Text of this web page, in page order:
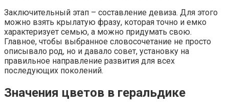
Заключительный этап – составление девиза. Для этого
можно взять крылатую фразу, которая точно и емко
характеризует семью, а можно придумать свою.
Главное, чтобы выбранное словосочетание не просто
описывало род, но и давало совет, установку на
правильное направление развития для всех
последующих поколений.
Значения цветов в геральдике